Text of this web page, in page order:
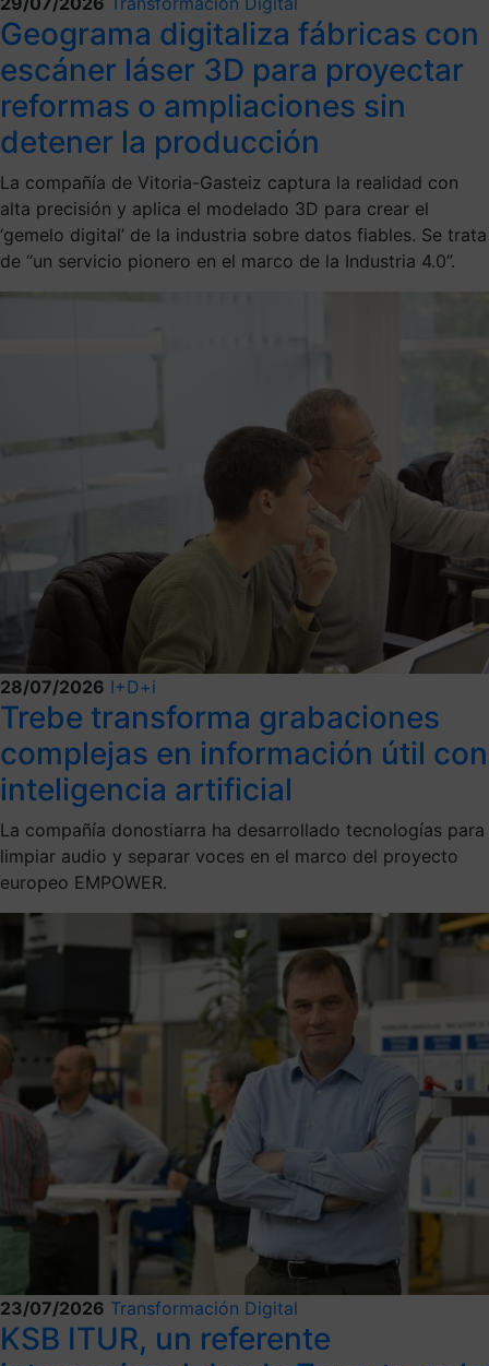
Geograma digitaliza fábricas con
escáner láser 3D para proyectar
reformas o ampliaciones sin
detener la producción
La compañía de Vitoria-Gasteiz captura la realidad con
alta precisión y aplica el modelado 3D para crear el
‘gemelo digital’ de la industria sobre datos fiables. Se trata
de “un servicio pionero en el marco de la Industria 4.0”.
28/07/2026 I+D+i
Trebe transforma grabaciones
complejas en información útil con
inteligencia artificial
La compañía donostiarra ha desarrollado tecnologías para
limpiar audio y separar voces en el marco del proyecto
europeo EMPOWER.
23/07/2026 Transformación Digital
KSB ITUR, un referente